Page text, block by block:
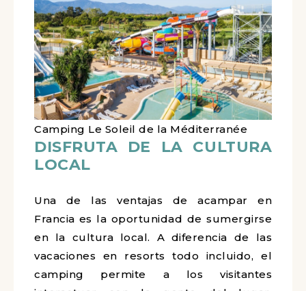
Camping Le Soleil de la Méditerranée
DISFRUTA DE LA CULTURA
LOCAL
Una de las ventajas de acampar en
Francia es la oportunidad de sumergirse
en la cultura local. A diferencia de las
vacaciones en resorts todo incluido, el
camping permite a los visitantes